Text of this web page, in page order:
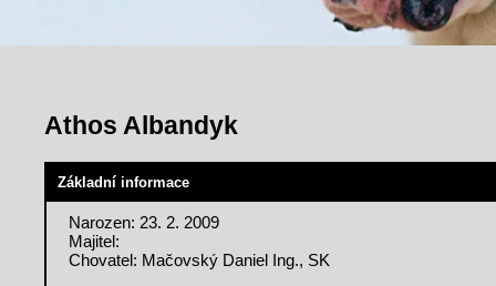
Athos Albandyk
Základní informace
Narozen: 23. 2. 2009
Majitel:
Chovatel: Mačovský Daniel Ing., SK